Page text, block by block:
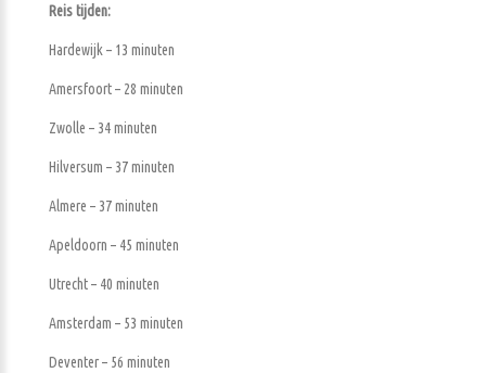
Reis tijden:
Hardewijk – 13 minuten
Amersfoort – 28 minuten
Zwolle – 34 minuten
Hilversum – 37 minuten
Almere – 37 minuten
Apeldoorn – 45 minuten
Utrecht – 40 minuten
Amsterdam – 53 minuten
Deventer – 56 minuten